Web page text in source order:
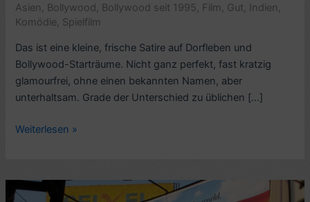
Asien Bollywood Bollywood seit 1995 Film Gut Indien
Komödie Spielfilm
Das ist eine kleine, frische Satire auf Dorfleben und
Bollywood-Starträume. Nicht ganz perfekt, fast kratzig
glamourfrei, ohne einen bekannten Namen, aber
unterhaltsam. Grade der Unterschied zu üblichen […]
Rezension
Main
Madhuri
Weiterlesen »